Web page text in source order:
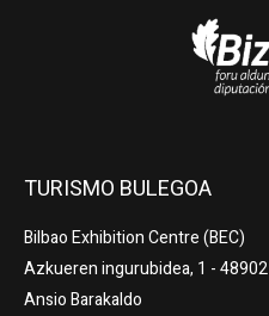
TURISMO BULEGOA
Bilbao Exhibition Centre (BEC)
Azkueren ingurubidea, 1 - 48902
Ansio Barakaldo